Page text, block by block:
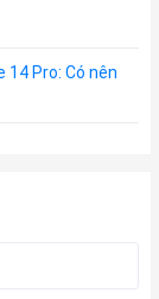
14 Pro: Có nên